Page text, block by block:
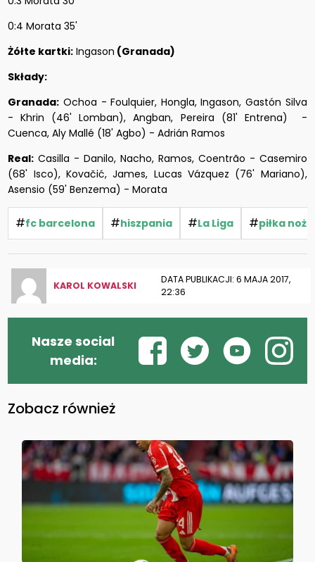
0:4 Morata 35'
Żółte kartki: Ingason (Granada)
Składy:
Granada: Ochoa - Foulquier, Hongla, Ingason, Gastón Silva
- Khrin (46' Lomban), Angban, Pereira (81' Entrena) -
Cuenca, Aly Mallé (18' Agbo) - Adrián Ramos
Real: Casilla - Danilo, Nacho, Ramos, Coentrão - Casemiro
(68' Isco), Kovačić, James, Lucas Vázquez (76' Mariano),
Asensio (59' Benzema) - Morata
#fc barcelona #hiszpania #La Liga #piłka
KAROL KOWALSKI
DATA PUBLIKACJI: 6 MAJA 2017,
22:36
Nasze social
media:
Zobacz również